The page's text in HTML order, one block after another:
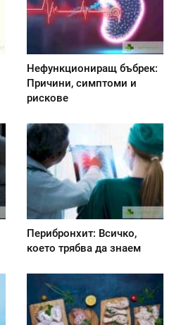
Нефункциониращ бъбрек:
Причини, симптоми и
рискове
Перибронхит: Всичко,
което трябва да знаем